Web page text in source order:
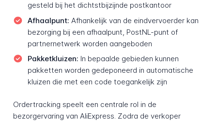
gesteld bij het dichtstbijzijnde postkantoor
Afhaalpunt: Afhankelijk van de eindvervoerder kan
bezorging bij een afhaalpunt, PostNL-punt of
partnernetwerk worden aangeboden
Pakketkluizen: In bepaalde gebieden kunnen
pakketten worden gedeponeerd in automatische
kluizen die met een code toegankelijk zijn
Ordertracking speelt een centrale rol in de
bezorgervaring van AliExpress. Zodra de verkoper